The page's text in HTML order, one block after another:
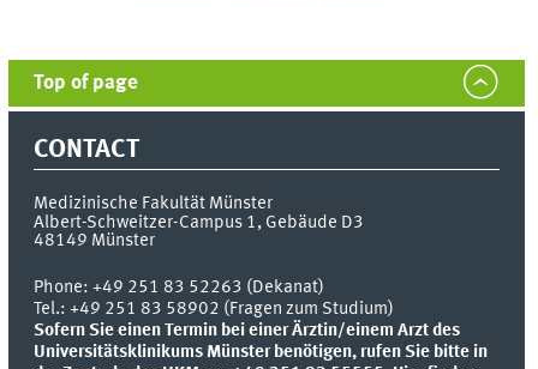
Top of page
CONTACT
Medizinische Fakultät Münster
Albert-Schweitzer-Campus 1, Gebäude D3
48149 Münster
Phone:+49 251 83 52263 (Dekanat)
Tel.: +49 251 83 58902 (Fragen zum Studium)
Sofern Sie einen Termin bei einer Ärztin/einem Arzt des
Universitätsklinikums Münster benötigen, rufen Sie bitte in